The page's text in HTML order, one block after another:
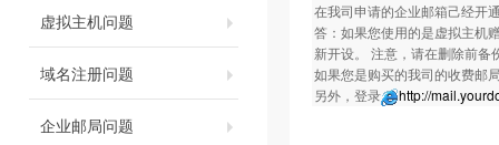
虚拟主机问题
域名注册问题
企业邮局问题
在我司申请的企业邮箱己经开
答：如果您使用的是虚拟主机
新开设。 注意，请在删除前备
如果您是购买的我司的收费邮
另外，登录
http://